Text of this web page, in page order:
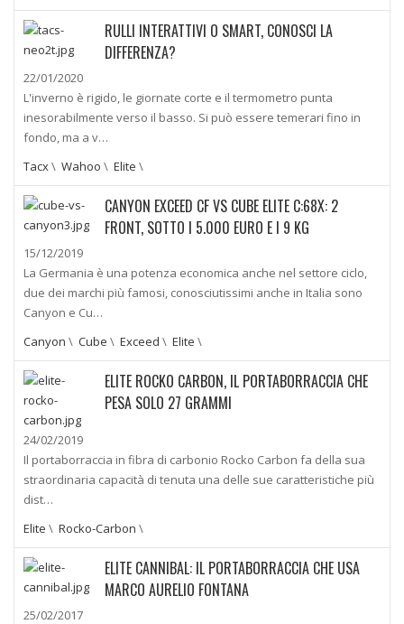
RULLI INTERATTIVI O SMART, CONOSCI LA
DIFFERENZA?
22/01/2020
L'inverno è rigido, le giornate corte e il termometro punta
inesorabilmente verso il basso. Si può essere temerari fino in
fondo, ma a v…
Tacx\ Wahoo \ Elite \
CANYON EXCEED CF VS CUBE ELITE C:68X: 2
FRONT, SOTTO I 5.000 EURO E I 9 KG
15/12/2019
La Germania è una potenza economica anche nel settore ciclo,
due dei marchi più famosi, conosciutissimi anche in Italia sono
Canyon e Cu…
Canyon \ Cube \ Exceed \ Elite \
ELITE ROCKO CARBON, IL PORTABORRACCIA CHE
PESA SOLO 27 GRAMMI
24/02/2019
Il portaborraccia in fibra di carbonio Rocko Carbon fa della sua
straordinaria capacità di tenuta una delle sue caratteristiche più
dist…
Elite \ Rocko-Carbon \
ELITE CANNIBAL: IL PORTABORRACCIA CHE USA
MARCO AURELIO FONTANA
25/02/2017